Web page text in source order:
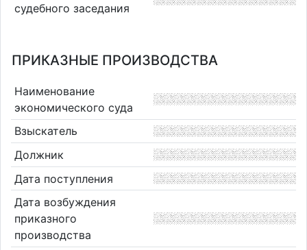
судебного заседания
ПРИКАЗНЫЕ ПРОИЗВОДСТВА
Наименование
экономического суда
Взыскатель
Должник
Дата поступления
Дата возбуждения
приказного
производства